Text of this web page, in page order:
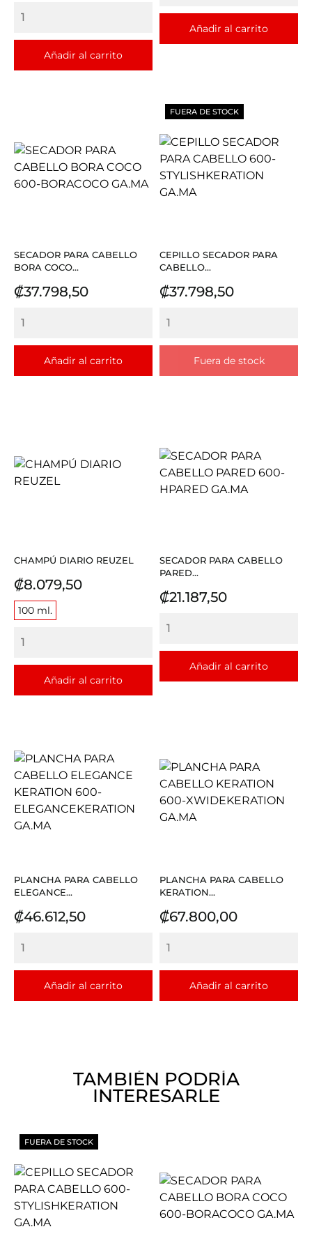
Añadir al carrito
Añadir al carrito
SECADOR PARA CABELLO
BORA COCO...
Precio
₡37.798,50
Añadir al carrito
CEPILLO SECADOR PARA
CABELLO...
Precio
₡37.798,50
Fuera de stock
FUERA DE STOCK
CHAMPÚ DIARIO REUZEL
Precio
₡8.079,50
100 ml.
Añadir al carrito
SECADOR PARA CABELLO
PARED...
Precio
₡21.187,50
Añadir al carrito
PLANCHA PARA CABELLO
ELEGANCE...
Precio
₡46.612,50
Añadir al carrito
PLANCHA PARA CABELLO
KERATION...
Precio
₡67.800,00
Añadir al carrito
TAMBIÉN PODRÍA
INTERESARLE
FUERA DE STOCK